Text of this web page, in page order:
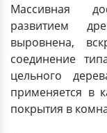
Массивная
развитием
выровнена,
соединение
цельного
применяется в
покрытия в